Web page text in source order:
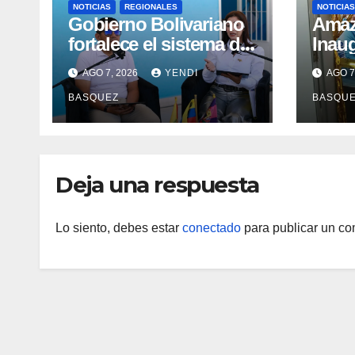
NOTICIAS REGIONALES
Gobierno Bolivariano
fortalece el sistema de
salud en Aragua con la
reinauguración del CDI
La Mora
AGO 7, 2026 YENDI
BASQUEZ
NOTICIAS
II AGO
Deja una respuesta
Lo siento, debes estar conectado para publicar un